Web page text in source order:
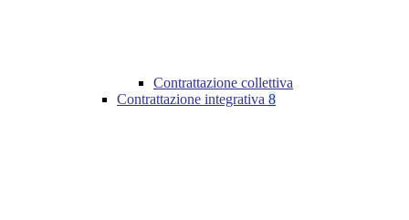
Contrattazione collettiva
Contrattazione integrativa 8